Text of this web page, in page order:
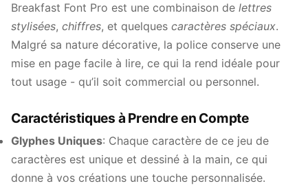
Breakfast Font Pro est une combinaison de lettres
stylisées, chiffres, et quelques caractères spéciaux.
Malgré sa nature décorative, la police conserve une
mise en page facile à lire, ce qui la rend idéale pour
tout usage - qu’il soit commercial ou personnel.
Caractéristiques à Prendre en Compte
Glyphes Uniques: Chaque caractère de ce jeu de
caractères est unique et dessiné à la main, ce qui
donne à vos créations une touche personnalisée.